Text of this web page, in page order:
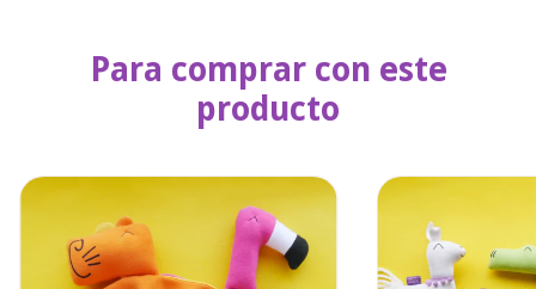
Para comprar con este
producto